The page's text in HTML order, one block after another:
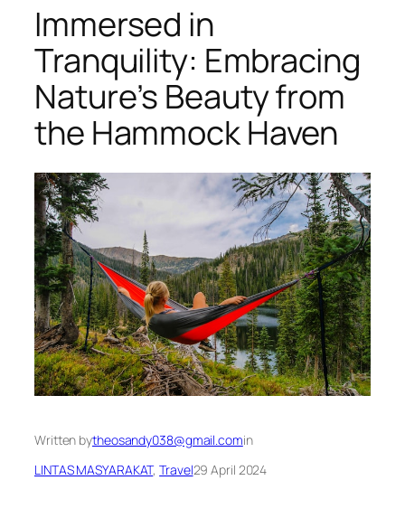
Immersed in
Tranquility: Embracing
Nature’s Beauty from
the Hammock Haven
Written bytheosandy038@gmail.comin
LINTAS MASYARAKAT, Travel29 April 2024